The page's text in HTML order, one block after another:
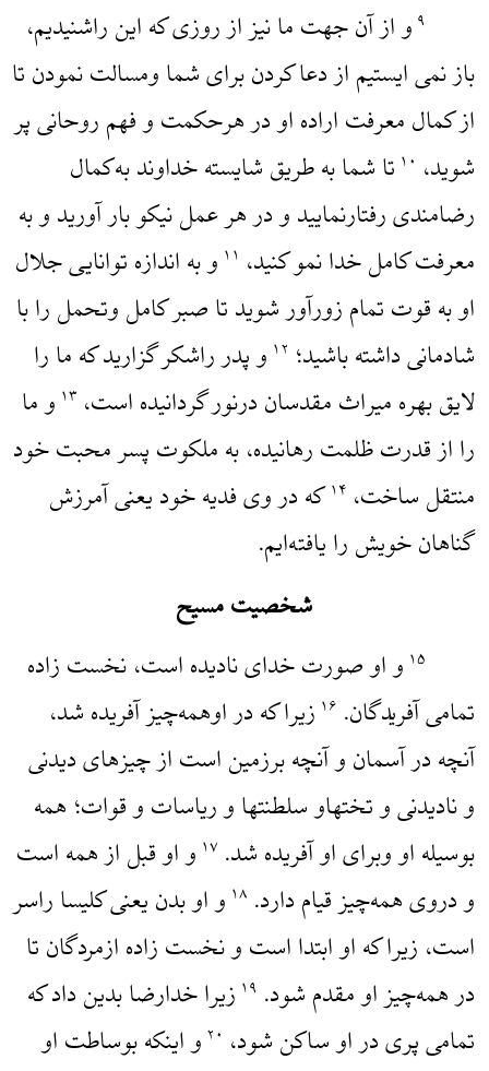
۹ و از آن جهت ما نیز از روزی که این راشنیدیم،
باز نمی ایستیم از دعا کردن برای شما ومسالت نمودن تا
از کمال معرفت اراده او در هرحکمت و فهم روحانی پر
شوید، ۱۰ تا شما به طریق شایسته خداوند به‌کمال
رضامندی رفتارنمایید و در هر عمل نیکو بار آورید و به
معرفت کامل خدا نمو کنید، ۱۱ و به اندازه توانایی جلال
او به قوت تمام زورآور شوید تا صبر کامل وتحمل را با
شادمانی داشته باشید؛ ۱۲ و پدر راشکر گزارید که ما را
لایق بهره میراث مقدسان درنور گردانیده است، ۱۳ و ما
را از قدرت ظلمت رهانیده، به ملکوت پسر محبت خود
منتقل ساخت، ۱۴که در وی فدیه خود یعنی آمرزش
گناهان خویش را یافته‌ایم.
شخصیت مسیح
۱۵ و او صورت خدای نادیده است، نخست زاده
تمامی آفریدگان. ۱۶ زیرا که در اوهمه‌چیز آفریده شد،
آنچه در آسمان و آنچه برزمین است از چیزهای دیدنی
و نادیدنی و تختهاو سلطنتها و ریاسات و قوات؛ همه
بوسیله او وبرای او آفریده شد. ۱۷ و او قبل از همه است
و دروی همه‌چیز قیام دارد. ۱۸ و او بدن یعنی کلیسا راسر
است، زیرا که او ابتدا است و نخست زاده ازمردگان تا
در همه‌چیز او مقدم شود. ۱۹ زیرا خدارضا بدین داد که
تمامی پری در او ساکن شود، ۲۰ و اینکه بوساطت او